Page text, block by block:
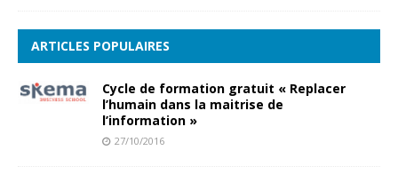
ARTICLES POPULAIRES
Cycle de formation gratuit « Replacer
l’humain dans la maitrise de
l’information »
27/10/2016